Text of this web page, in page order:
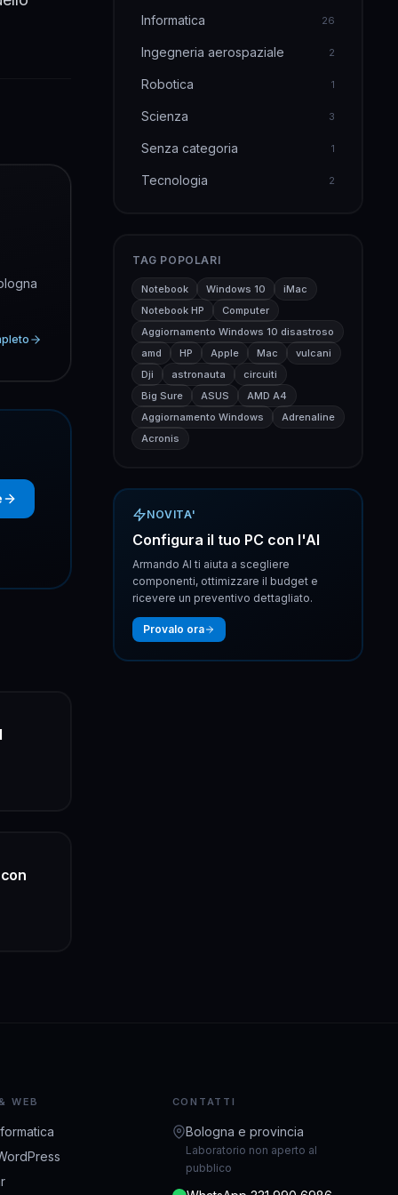
Informatica 26
Ingegneria aerospaziale 2
Robotica 1
Scienza 3
Senza categoria 1
Tecnologia 2
TAG POPOLARI
Notebook Windows 10
iMac
Notebook HP
Computer
Aggiornamento Windows 10 disastroso
amd
HP Apple Mac
vulcani
Dji
astronauta
circuiti
Big Sure
ASUS
AMD A4
Aggiornamento Windows
Adrenaline
Acronis
NOVITA'
Configura il tuo PC con l'AI
Armando AI ti aiuta a scegliere
componenti, ottimizzare il budget e
ricevere un preventivo dettagliato.
Provalo ora
WEB CONTATTI
Bologna e provincia
Laboratorio non aperto al
pubblico